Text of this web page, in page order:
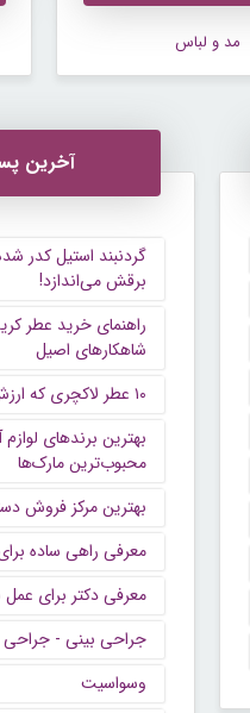
مد و لباس
آخرین
گردنبند استیل کدر
برقش می‌اندازد!
شاهکارهای اصیل
۱۰ عطر لاکچری که ارزش خرید بالایی دارند
بهترین برندهای
محبوب‌ترین مارک‌ها
بهترین مرکز فروش
معرفی راهی ساده برای
معرفی دکتر برای عمل
جراحی بینی - جراحی
وسواسیت